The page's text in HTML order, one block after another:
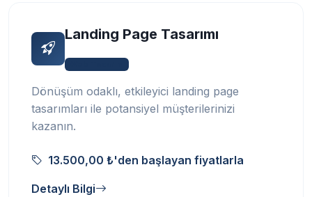
Landing Page Tasarımı
Dönüşüm odaklı, etkileyici landing page
tasarımları ile potansiyel müşterilerinizi
kazanın.
13.500,00 ₺'den başlayan fiyatlarla
Detaylı Bilgi